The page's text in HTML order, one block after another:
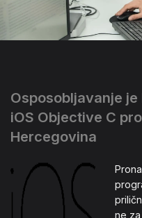
Osposobljavanje
iOS Objective C
Hercegovina
ne za